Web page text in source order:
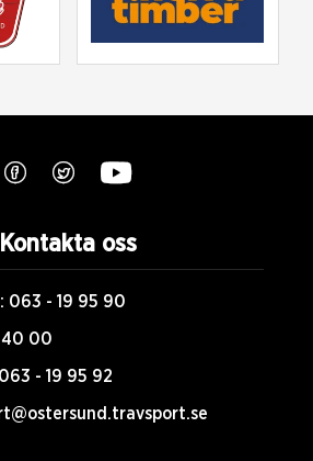
Kontakta oss
063 - 19 95 90
40 00
063 - 19 95 92